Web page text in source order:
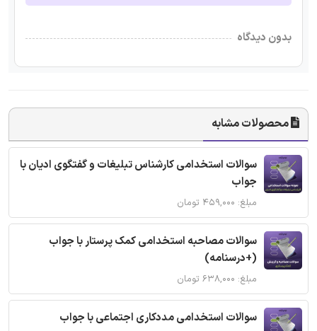
بدون دیدگاه
محصولات مشابه
سوالات استخدامی کارشناس تبلیغات و گفتگوی ادیان با
جواب
مبلغ: ۴۵۹,۰۰۰ تومان
سوالات مصاحبه استخدامی کمک پرستار با جواب
(+درسنامه)
مبلغ: ۶۳۸,۰۰۰ تومان
سوالات استخدامی مددکاری اجتماعی با جواب